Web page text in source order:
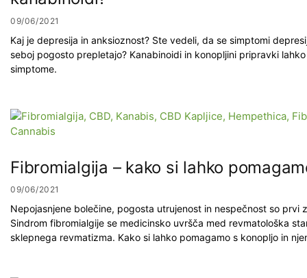
09/06/2021
Kaj je depresija in anksioznost? Ste vedeli, da se simptomi
seboj pogosto prepletajo? Kanabinoidi in konopljini pripravki
simptome.
Fibromialgija – kako si lahko
09/06/2021
Nepojasnjene bolečine, pogosta utrujenost in nespečnost so prvi
Sindrom fibromialgije se medicinsko uvršča med revmatološka
sklepnega revmatizma. Kako si lahko pomagamo s konopljo in